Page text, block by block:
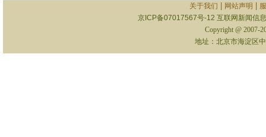
关于我们 网站声明
京ICP备07017567号-12 互联网新闻信
Copyright @ 2007-
地址：北京市海淀区